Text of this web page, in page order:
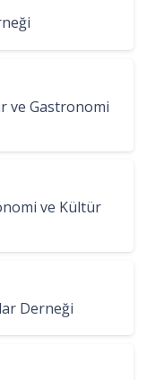
ve Gastronomi
ve Kültür
Derneği